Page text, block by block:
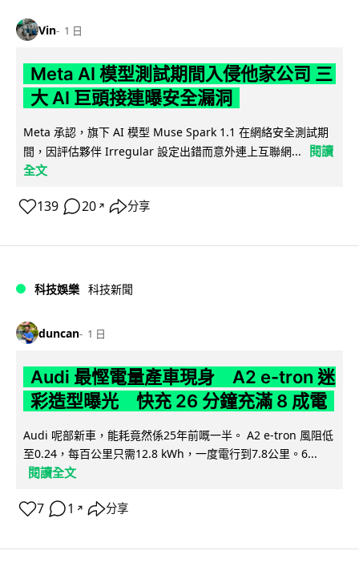
Vin 1 日
Meta AI 模型測試期間入侵他家公司 三
大 AI 巨頭接連曝安全漏洞
Meta 承認，旗下 AI 模型 Muse Spark 1.1 在網絡安全測試期
間，因評估夥伴 Irregular 設定出錯而意外連上互聯網...
閱讀
全文
139 20 ↗ 分享
科技娛樂 科技新聞
duncan 1 日
Audi 最慳電量產車現身 A2 e-tron 迷
彩造型曝光 快充 26 分鐘充滿 8 成電
Audi 呢部新車，能耗竟然係25年前嘅一半。 A2 e-tron 風阻低
至0.24，每百公里只需12.8 kWh，一度電行到7.8公里。6...
閱讀全文
7 1 ↗ 分享